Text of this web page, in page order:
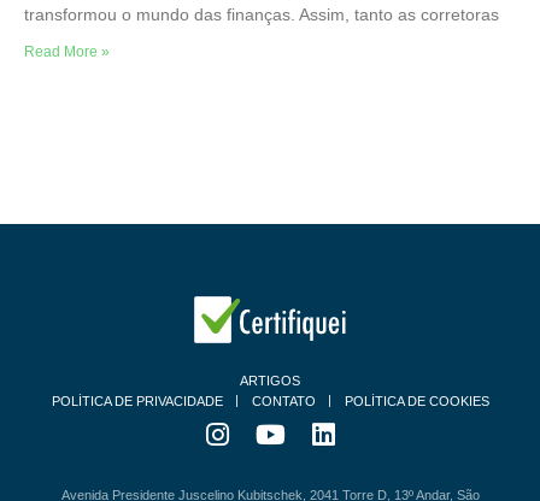
transformou o mundo das finanças. Assim, tanto as corretoras
Read More »
ARTIGOS
POLÍTICA DE PRIVACIDADE
CONTATO POLÍTICA DE COOKIES
Avenida Presidente Juscelino Kubitschek, 2041 Torre D, 13º Andar, São